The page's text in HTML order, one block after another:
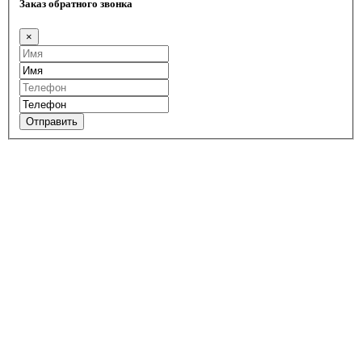
Заказ обратного звонка
×
Отправить